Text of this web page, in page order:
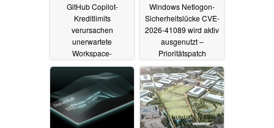
GitHub Copilot-
Kreditlimits
verursachen
unerwartete
Workspace-
Sperrungen04.06.2026
Windows Netlogon-
Sicherheitslücke CVE-
2026-41089 wird aktiv
ausgenutzt –
Prioritätspatch
erforderlich03.06.2026